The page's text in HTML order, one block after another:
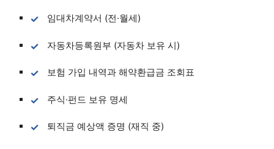
임대차계약서 (전·월세)
자동차등록원부 (자동차 보유 시)
보험 가입 내역과 해약환급금 조회표
주식·펀드 보유 명세
퇴직금 예상액 증명 (재직 중)